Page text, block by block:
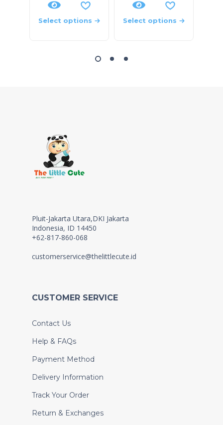
Select options Select options
Pluit-Jakarta Utara,DKI Jakarta
Indonesia, ID 14450
+62-817-860-068
customerservice@thelittlecute.id
CUSTOMER SERVICE
Contact Us
Help & FAQs
Payment Method
Delivery Information
Track Your Order
Return & Exchanges